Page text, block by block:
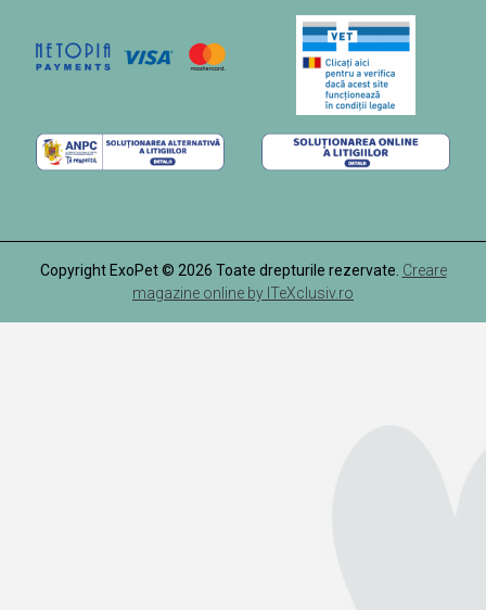
Copyright ExoPet © 2026 Toate drepturile rezervate. Creare
magazine online by ITeXclusiv.ro